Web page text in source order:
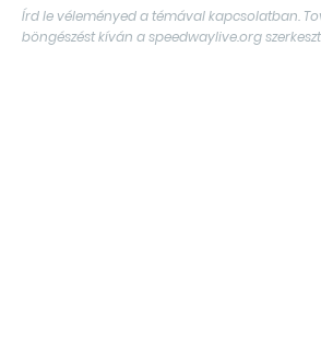
Írd le véleményed a témával kapcsolatban.
böngészést kíván a speedwaylive.org